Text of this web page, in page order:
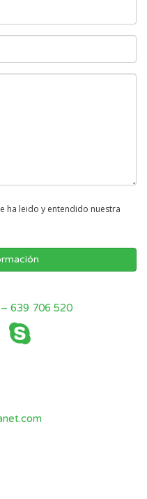
ha leido y entendido nuestra
– 639 706 520